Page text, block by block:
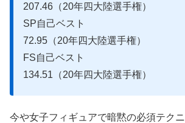
207.46（20年四大陸選手権）
SP自己ベスト
72.95（20年四大陸選手権）
FS自己ベスト
134.51（20年四大陸選手権）
今や女子フィギュアで暗黙の必須テク